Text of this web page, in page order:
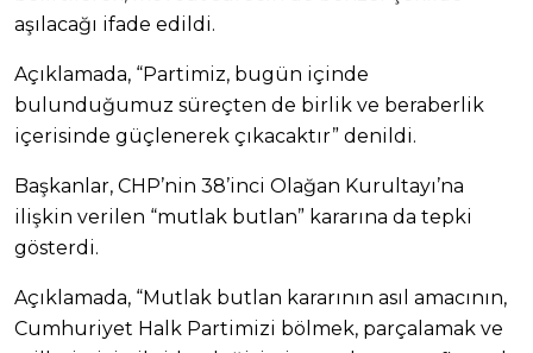
aşılacağı ifade edildi.
Açıklamada, “Partimiz, bugün içinde
bulunduğumuz süreçten de birlik ve beraberlik
içerisinde güçlenerek çıkacaktır” denildi.
Başkanlar, CHP’nin 38’inci Olağan Kurultayı’na
ilişkin verilen “mutlak butlan” kararına da tepki
gösterdi.
Açıklamada, “Mutlak butlan kararının asıl amacının,
Cumhuriyet Halk Partimizi bölmek, parçalamak ve